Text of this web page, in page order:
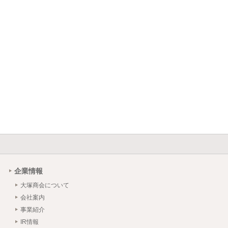
企業情報
大塚商会について
会社案内
事業紹介
IR情報